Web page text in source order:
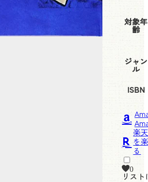
対象年
齢
ジャン
ル
ISBN
楽
0
リス